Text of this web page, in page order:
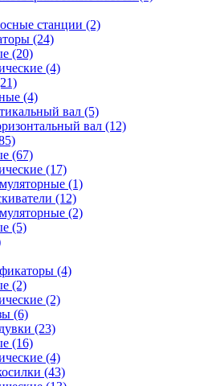
станции (2)
(24)
(20)
(4)
(4)
вал (5)
вал (12)
(67)
(17)
(1)
(12)
(2)
(5)
(4)
(2)
(2)
(6)
(23)
(16)
(4)
(43)